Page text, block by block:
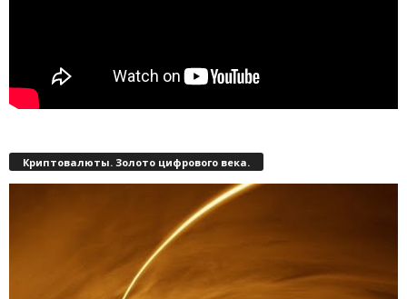
Криптовалюты. Золото цифрового века.